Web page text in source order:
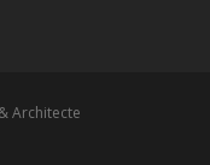
Architecte